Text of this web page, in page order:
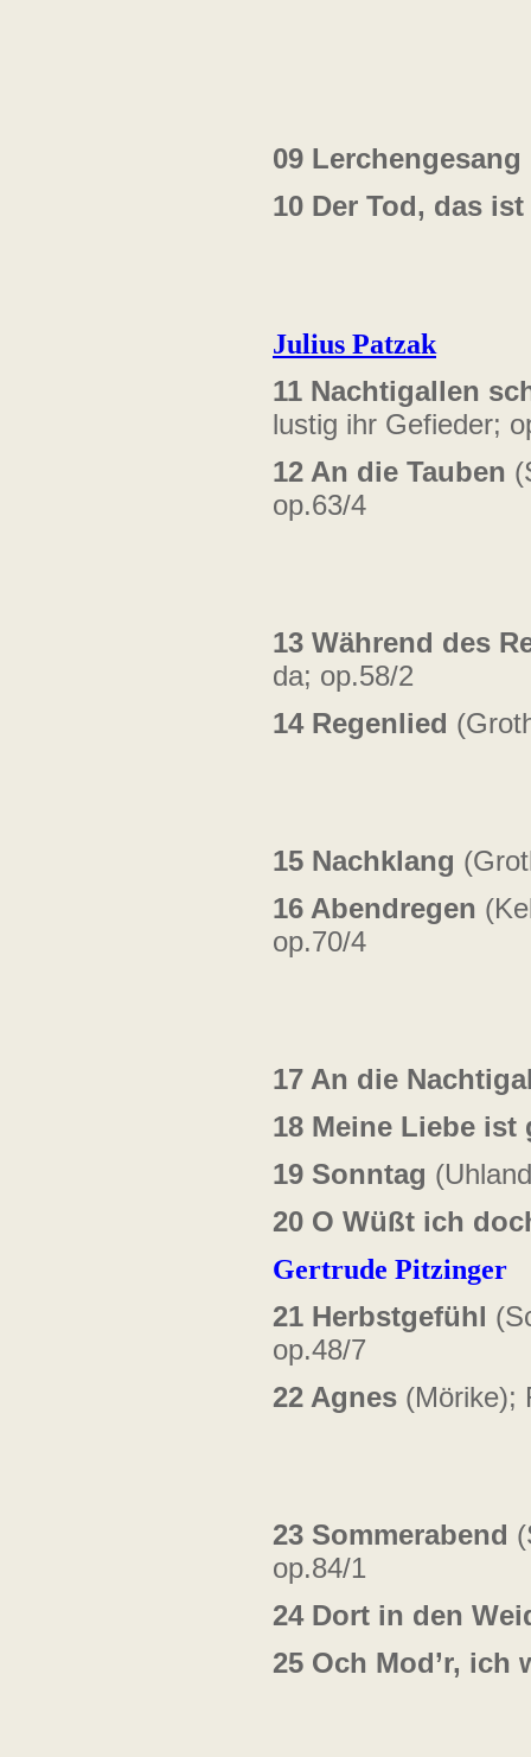
09 Lerchengesang
10 Der Tod, das
Julius Patzak
11 Nachtigallen
lustig ihr Gefieder;
12 An die Tauben
op.63/4
13 Während des
da; op.58/2
14 Regenlied
15 Nachklang
16 Abendregen
op.70/4
17 An die
18 Meine Liebe ist
19 Sonntag
20 O Wüßt ich
Gertrude Pitzinger
21 Herbstgefühl
op.48/7
22 Agnes (Mörike);
23 Sommerabend
op.84/1
24 Dort in den
25 Och Mod’r, ich